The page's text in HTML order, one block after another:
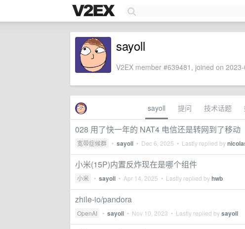
sayoll
V2EX member #639481, joined on
sayoll 提问 技术话题
028 用了快一年的 NAT4 电信还是转网到了移动
宽带症候群 • sayoll • Dec 6, 2025 • Lastly replied by
小米(15P)内置反炸现在是哪个组件
小米 • sayoll • Apr 14, 2025 • Lastly replied byhwb
zhile-io/pandora
OpenAI • sayoll • Nov 10, 2023 • Lastly replied bysayoll